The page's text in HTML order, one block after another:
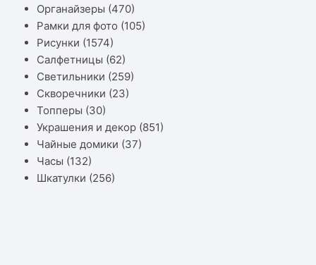
Органайзеры (470)
Рамки для фото (105)
Рисунки (1574)
Салфетницы (62)
Светильники (259)
Скворечники (23)
Топперы (30)
Украшения и декор (851)
Чайные домики (37)
Часы (132)
Шкатулки (256)